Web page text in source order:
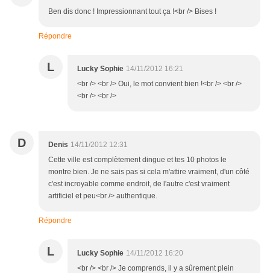
Ben dis donc ! Impressionnant tout ça !<br /> Bises !
Répondre
L Lucky Sophie 14/11/2012 16:21
<br /> <br /> Oui, le mot convient bien !<br /> <br />
<br /> <br />
D Denis 14/11/2012 12:31
Cette ville est complètement dingue et tes 10 photos le
montre bien. Je ne sais pas si cela m'attire vraiment, d'un côté
c'est incroyable comme endroit, de l'autre c'est vraiment
artificiel et peu<br /> authentique.
Répondre
L Lucky Sophie 14/11/2012 16:20
<br /> <br /> Je comprends, il y a sûrement plein